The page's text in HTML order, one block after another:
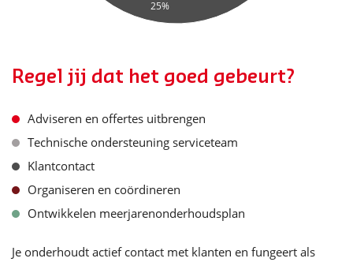
25%
Regel jij dat het goed gebeurt?
Adviseren en offertes uitbrengen
Technische ondersteuning serviceteam
Klantcontact
Organiseren en coördineren
Ontwikkelen meerjarenonderhoudsplan
Je onderhoudt actief contact met klanten en fungeert als